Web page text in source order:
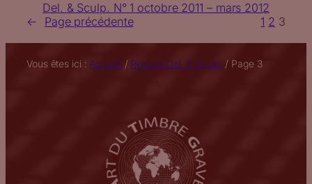
Del. & Sculp. N° 1 octobre 2011 – mars 2012
←
Page précédente 1 2 3
Vous êtes ici : Accueil / Revues Del. & Sculp. / Page 3